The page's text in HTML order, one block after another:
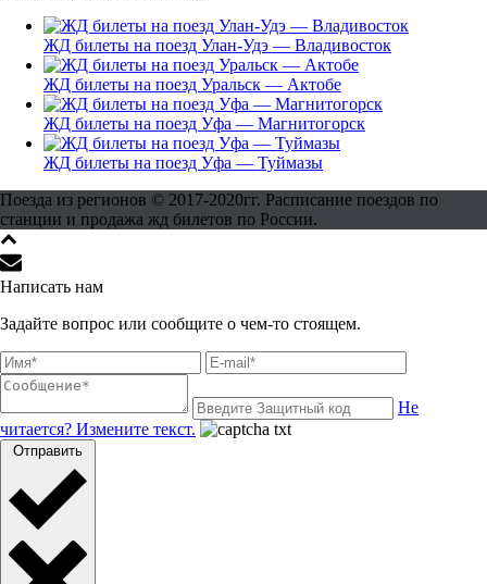
ЖД билеты на поезд Улан-Удэ — Владивосток
ЖД билеты на поезд Уральск — Актобе
ЖД билеты на поезд Уфа — Магнитогорск
ЖД билеты на поезд Уфа — Туймазы
Поезда из регионов © 2017-2020гг. Расписание поездов по
станции и продажа жд билетов по России.
Написать нам
Задайте вопрос или сообщите о чем-то стоящем.
Не
читается? Измените текст.
Отправить